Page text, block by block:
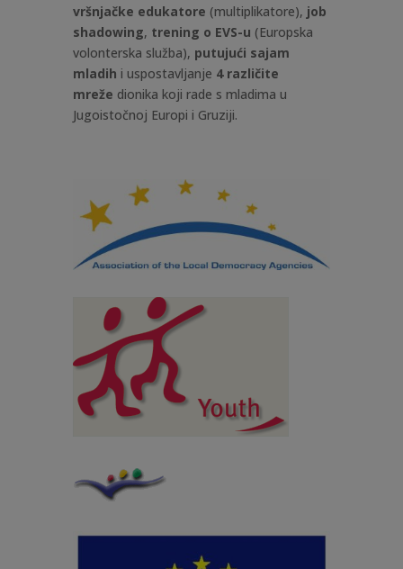
vršnjačke edukatore (multiplikatore), job
shadowing, trening o EVS-u (Europska
volonterska služba), putujući sajam
mladih i uspostavljanje 4 različite
mreže dionika koji rade s mladima u
Jugoistočnoj Europi i Gruziji.